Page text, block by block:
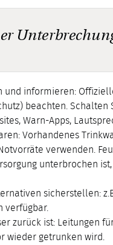
und informieren:
beachten.
Warn-Apps,
Vorhandenes
verwenden.
unterbrochen
sicherstellen:
verfügbar.
zurück ist: Leitungen
wieder getrunken wird.